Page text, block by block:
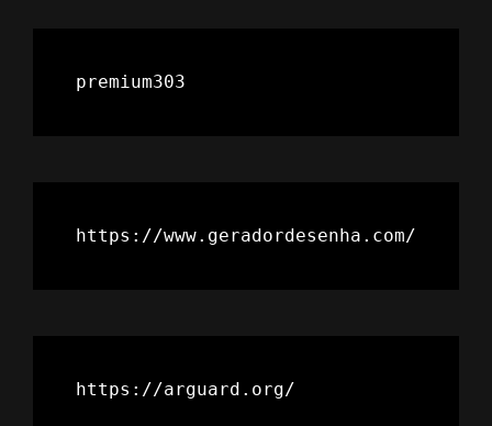
premium303
https://www.geradordesenha.com/
https://arguard.org/